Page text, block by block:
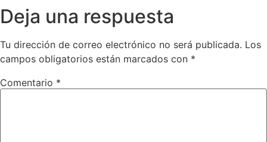
Deja una respuesta
Tu dirección de correo electrónico no será publicada. Los
campos obligatorios están marcados con *
Comentario *